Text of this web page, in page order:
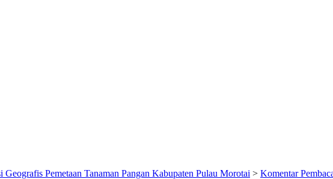
Pemetaan Tanaman Pangan Kabupaten Pulau Morotai > Komentar